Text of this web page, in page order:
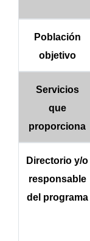
Población
objetivo
Servicios
que
proporciona
Directorio y/o
responsable
del programa